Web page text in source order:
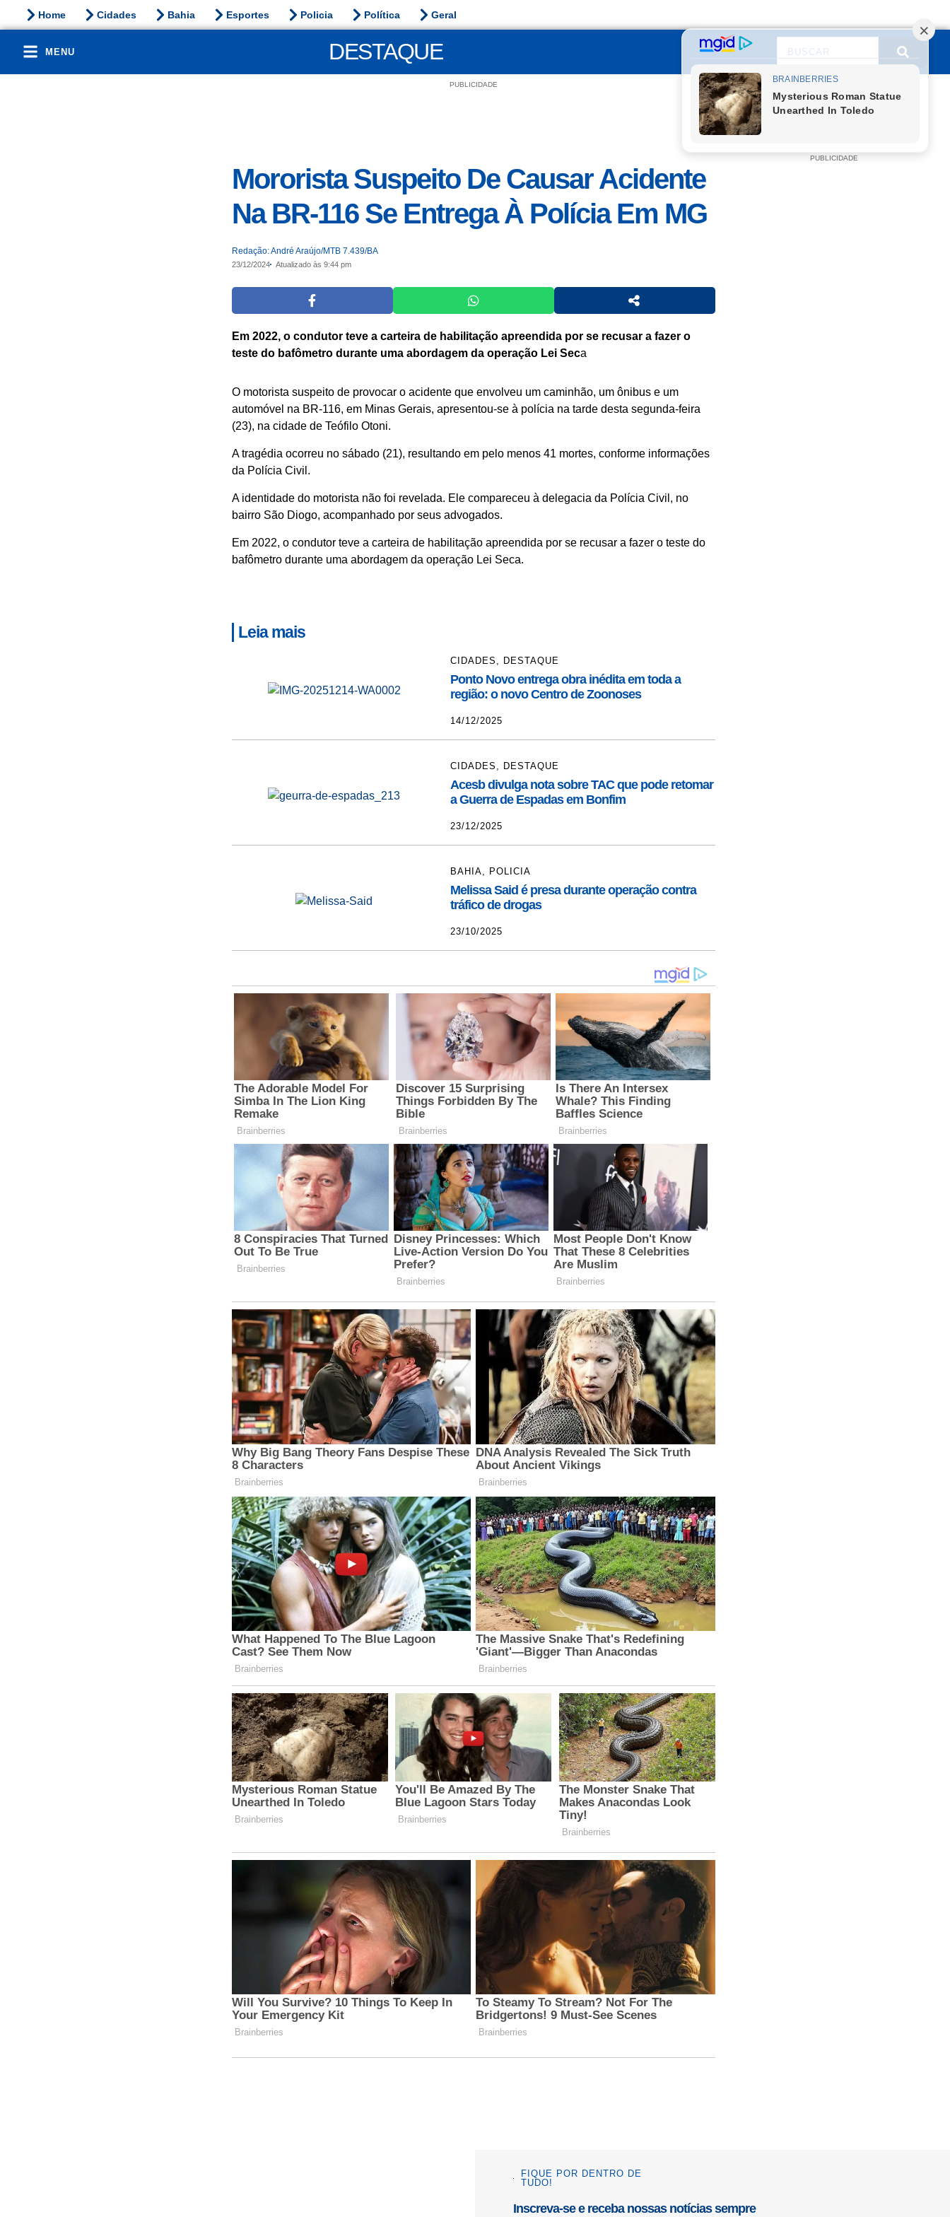
Home Cidades Bahia Esportes Policia Política Geral
MENU DESTAQUE
PUBLICIDADE
Mororista Suspeito De Causar Acidente
Na BR-116 Se Entrega À Polícia Em MG
Redação: André Araújo/MTB 7.439/BA
23/12/2024 Atualizado às 9:44 pm
Em 2022, o condutor teve a carteira de habilitação apreendida por se recusar a fazer o
teste do bafômetro durante uma abordagem da operação Lei Seca
O motorista suspeito de provocar o acidente que envolveu um caminhão, um ônibus e um
automóvel na BR-116, em Minas Gerais, apresentou-se à polícia na tarde desta segunda-feira
(23), na cidade de Teófilo Otoni.
A tragédia ocorreu no sábado (21), resultando em pelo menos 41 mortes, conforme informações
da Polícia Civil.
A identidade do motorista não foi revelada. Ele compareceu à delegacia da Polícia Civil, no
bairro São Diogo, acompanhado por seus advogados.
Em 2022, o condutor teve a carteira de habilitação apreendida por se recusar a fazer o teste do
bafômetro durante uma abordagem da operação Lei Seca.
Leia mais
CIDADES , DESTAQUE
Ponto Novo entrega obra inédita em toda a
região: o novo Centro de Zoonoses
14/12/2025
CIDADES , DESTAQUE
Acesb divulga nota sobre TAC que pode retomar
a Guerra de Espadas em Bonfim
23/12/2025
BAHIA, POLICIA
Melissa Said é presa durante operação contra
tráfico de drogas
23/10/2025
PUBLICIDADE
FIQUE POR DENTRO DE
TUDO!
Inscreva-se e receba nossas notícias sempre